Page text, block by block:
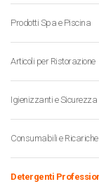
Prodotti Spa e Piscina
Articoli per Ristorazione
Igienizzanti e Sicurezza
Consumabili e Ricariche
Detergenti